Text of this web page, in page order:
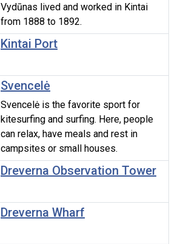
Vydūnas lived and worked in Kintai
from 1888 to 1892.
Kintai Port
Svencelė
Svencelė is the favorite sport for
kitesurfing and surfing. Here, people
can relax, have meals and rest in
campsites or small houses.
Dreverna Observation Tower
Dreverna Wharf